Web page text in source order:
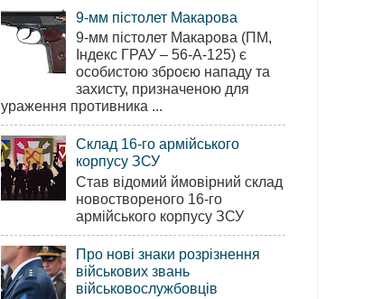
9-мм пістолет Макарова
9-мм пістолет Макарова (ПМ,
Індекс ГРАУ – 56-А-125) є
особистою зброєю нападу та
захисту, призначеною для
ураження противника ...
Склад 16-го армійського
корпусу ЗСУ
Став відомий ймовірний склад
новоствореного 16-го
армійського корпусу ЗСУ
Про нові знаки розрізнення
військових звань
військовослужбовців